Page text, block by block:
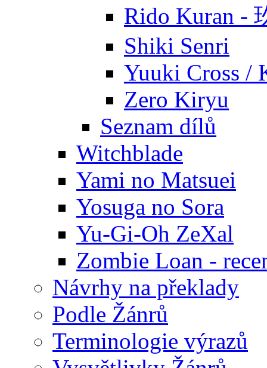
Rido Kuran -
Shiki Senri
Yuuki Cross /
Zero Kiryu
Seznam dílů
Witchblade
Yami no Matsuei
Yosuga no Sora
Yu-Gi-Oh ZeXal
Zombie Loan -
Návrhy na překlady
Podle Žánrů
Terminologie výrazů